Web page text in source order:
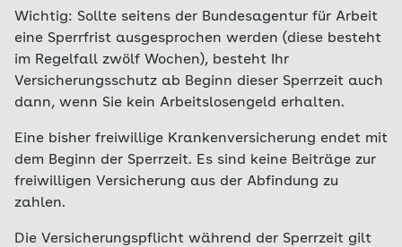
Wichtig: Sollte seitens der Bundesagentur für Arbeit
eine Sperrfrist ausgesprochen werden (diese besteht
im Regelfall zwölf Wochen), besteht Ihr
Versicherungsschutz ab Beginn dieser Sperrzeit auch
dann, wenn Sie kein Arbeitslosengeld erhalten.
Eine bisher freiwillige Krankenversicherung endet mit
dem Beginn der Sperrzeit. Es sind keine Beiträge zur
freiwilligen Versicherung aus der Abfindung zu
zahlen.
Die Versicherungspflicht während der Sperrzeit gilt